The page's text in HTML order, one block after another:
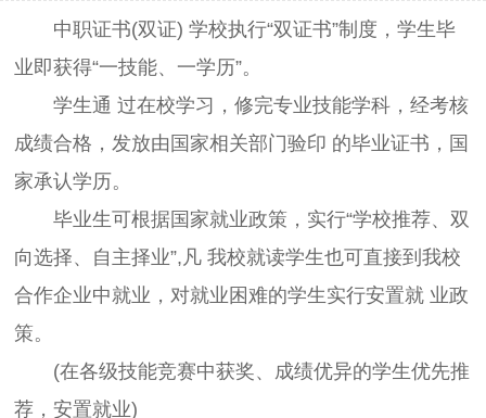
中职证书(双证) 学校执行“双证书”制度，学生毕
业即获得“一技能、一学历”。
学生通 过在校学习，修完专业技能学科，经考核
成绩合格，发放由国家相关部门验印 的毕业证书，国
家承认学历。
毕业生可根据国家就业政策，实行“学校推荐、双
向选择、自主择业”,凡 我校就读学生也可直接到我校
合作企业中就业，对就业困难的学生实行安置就 业政
策。
(在各级技能竞赛中获奖、成绩优异的学生优先推
荐，安置就业)